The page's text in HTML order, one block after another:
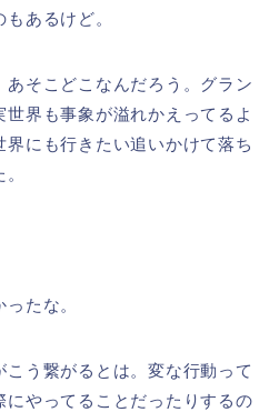
あるけど。
そこどこなんだろう。グラン
世界も事象が溢れかえってるよ
にも行きたい追いかけて落ち
たな。
う繋がるとは。変な行動って
やってることだったりするの